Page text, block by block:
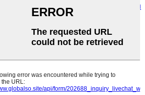
և արդյունաբերական
և ճակատային
շրջանակային մեքենա
մեքենա